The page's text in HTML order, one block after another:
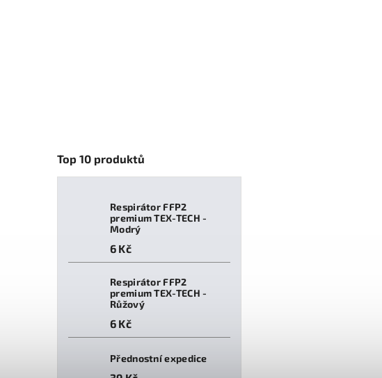
Top 10 produktů
Respirátor FFP2
premium TEX-TECH -
Modrý
6 Kč
Respirátor FFP2
premium TEX-TECH -
Růžový
6 Kč
Přednostní expedice